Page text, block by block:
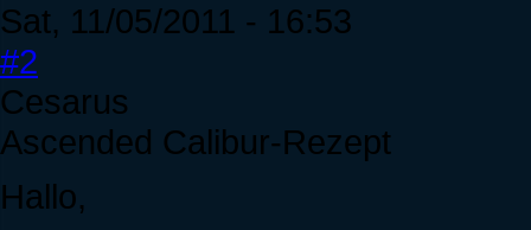
Sat, 11/05/2011 - 16:53
#2
Cesarus
Ascended Calibur-Rezept
Hallo,